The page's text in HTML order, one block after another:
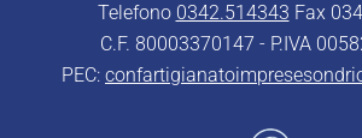
Telefono 0342.514343 Fax
C.F. 80003370147 - P.IVA
PEC: